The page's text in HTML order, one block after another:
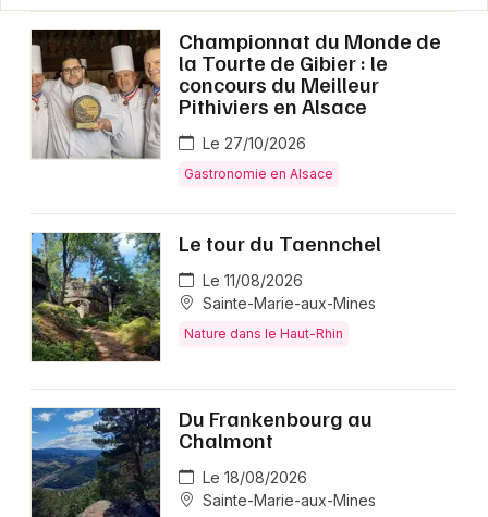
Championnat du Monde de
la Tourte de Gibier : le
concours du Meilleur
Pithiviers en Alsace
Le 27/10/2026
Gastronomie en Alsace
Le tour du Taennchel
Le 11/08/2026
Sainte-Marie-aux-Mines
Nature dans le Haut-Rhin
Du Frankenbourg au
Chalmont
Le 18/08/2026
Sainte-Marie-aux-Mines